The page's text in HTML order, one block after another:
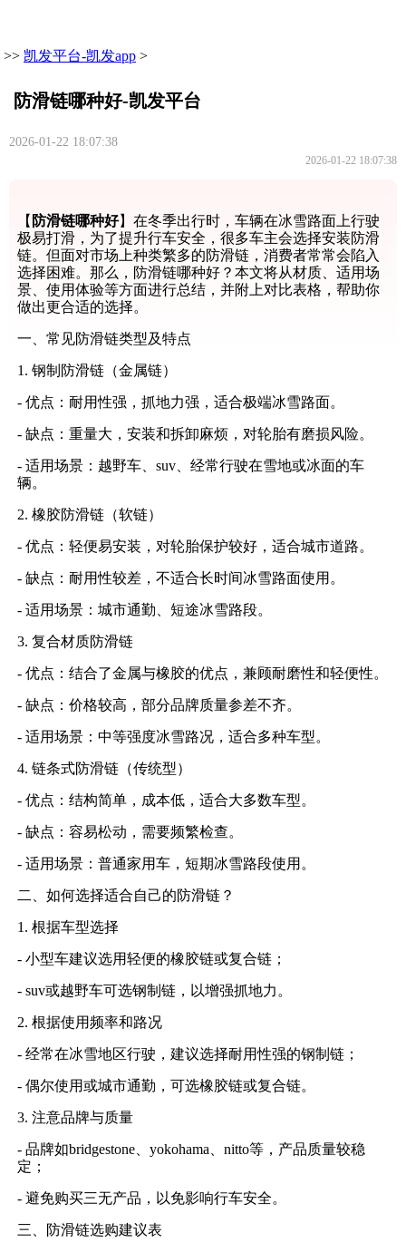
>> 凯发平台-凯发app >
防滑链哪种好-凯发平台
2026-01-22 18:07:38
2026-01-22 18:07:38
【 防滑链哪种好】在冬季出行时，车辆在冰雪路面上行驶
极易打滑，为了提升行车安全，很多车主会选择安装防滑
链。但面对市场上种类繁多的防滑链，消费者常常会陷入
选择困难。那么，防滑链哪种好？本文将从材质、适用场
景、使用体验等方面进行总结，并附上对比表格，帮助你
做出更合适的选择。
一、常见防滑链类型及特点
1. 钢制防滑链（金属链）
- 优点：耐用性强，抓地力强，适合极端冰雪路面。
- 缺点：重量大，安装和拆卸麻烦，对轮胎有磨损风险。
- 适用场景：越野车、suv、经常行驶在雪地或冰面的车
辆。
2. 橡胶防滑链（软链）
- 优点：轻便易安装，对轮胎保护较好，适合城市道路。
- 缺点：耐用性较差，不适合长时间冰雪路面使用。
- 适用场景：城市通勤、短途冰雪路段。
3. 复合材质防滑链
- 优点：结合了金属与橡胶的优点，兼顾耐磨性和轻便性。
- 缺点：价格较高，部分品牌质量参差不齐。
- 适用场景：中等强度冰雪路况，适合多种车型。
4. 链条式防滑链（传统型）
- 优点：结构简单，成本低，适合大多数车型。
- 缺点：容易松动，需要频繁检查。
- 适用场景：普通家用车，短期冰雪路段使用。
二、如何选择适合自己的防滑链？
1. 根据车型选择
- 小型车建议选用轻便的橡胶链或复合链；
- suv或越野车可选钢制链，以增强抓地力。
2. 根据使用频率和路况
- 经常在冰雪地区行驶，建议选择耐用性强的钢制链；
- 偶尔使用或城市通勤，可选橡胶链或复合链。
3. 注意品牌与质量
- 品牌如bridgestone、yokohama、nitto等，产品质量较稳
定；
- 避免购买三无产品，以免影响行车安全。
三、防滑链选购建议表